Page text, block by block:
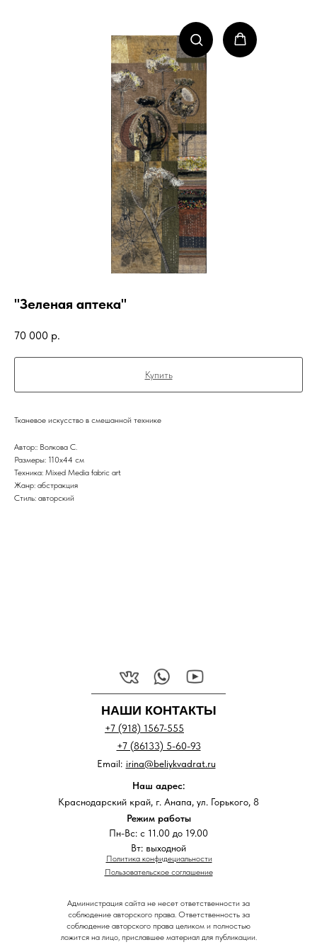
"Зеленая аптека"
70 000 р.
Купить
Тканевое искусство в смешанной технике
Автор:: Волкова С.
Размеры: 110х44 см
Техника: Mixed Media fabric art
Жанр: абстракция
Стиль: авторский
Политика конфидециальности
Пользовательское соглашение
НАШИ КОНТАКТЫ
+7 (918) 1567-555
+7 (86133) 5-60-93
Наш адрес:
Краснодарский край, г. Анапа, ул. Горького, 8
Администрация сайта не несет ответственности за
соблюдение авторского права. Ответственность за
соблюдение авторского права целиком и полностью
ложится на лицо, приславшее материал для публикации.
Режим работы
Пн-Вс: с 11.00 до 19.00
Вт: выходной
irina@beliykvadrat.ru
Email: